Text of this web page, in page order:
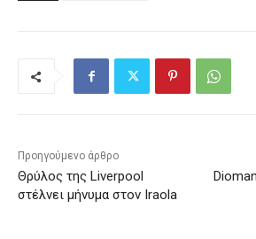
Προηγούμενο άρθρο
Θρύλος της Liverpool
στέλνει μήνυμα στον Iraola